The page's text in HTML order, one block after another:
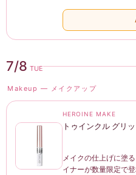
7/8 TUE
Makeup — メイクアップ
HEROINE MAKE
トゥインクル グリ
メイクの仕上げに塗
イナーが数量限定で